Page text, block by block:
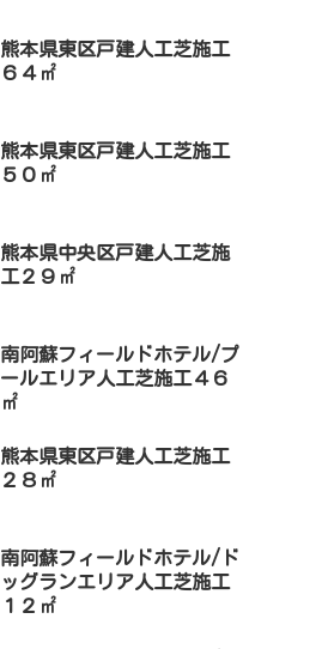
熊本県東区戸建人工芝施工
６４㎡
熊本県東区戸建人工芝施工
５０㎡
熊本県中央区戸建人工芝施
工２９㎡
南阿蘇フィールドホテル/プ
ールエリア人工芝施工４６
㎡
熊本県東区戸建人工芝施工
２８㎡
南阿蘇フィールドホテル/ド
ッグランエリア人工芝施工
１２㎡